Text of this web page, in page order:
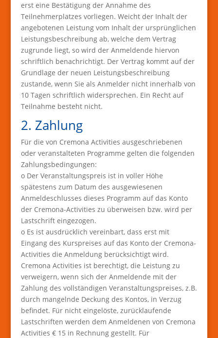
erst eine Bestätigung der Annahme des
Teilnehmerplatzes vorliegen. Weicht der Inhalt der
angebotenen Leistung vom Inhalt der ursprünglichen
Leistungsbeschreibung ab, welche dem Vertrag
zugrunde liegt, so wird der Anmeldende hiervon
schriftlich benachrichtigt. Der Vertrag kommt auf der
Grundlage der neuen Leistungsbeschreibung
zustande, wenn Sie als Anmelder nicht innerhalb von
10 Tagen schriftlich widersprechen. Ein Recht auf
Teilnahme besteht nicht.
2. Zahlung
Für die von Cremona Activities ausgeschriebenen
oder veranstalteten Programme gelten die folgenden
Zahlungsbedingungen:
o Der Veranstaltungspreis ist in voller Höhe
spätestens zum Datum des ausgewiesenen
Anmeldeschlusses dieses Programm auf das Konto
der Cremona-Activities zu überweisen bzw. wird per
Lastschrift eingezogen.
o Es ist ausdrücklich vereinbart, dass erst mit
Eingang des Kurspreises auf das Konto der Cremona-
Activities die Anmeldung berücksichtigt wird.
Cremona Activities ist berechtigt, die Leistung zu
verweigern, wenn sich der Anmeldende mit der
Zahlung des vollständigen Veranstaltungspreises, z.B.
durch mangelnde Deckung des Kontos, in Verzug
befindet. Für nicht eingelöste, zurücklaufende
Lastschriften werden dem Anmeldenen von Cremona
Activities € 15 in Rechnung gestellt. Für